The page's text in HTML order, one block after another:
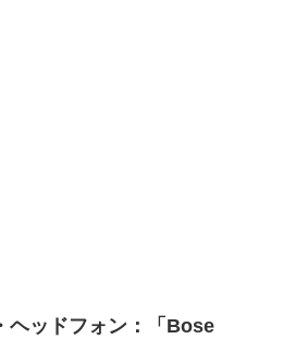
ヘッドフォン：「Bose